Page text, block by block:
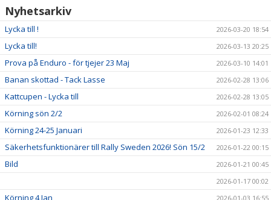
Nyhetsarkiv
Lycka till ! 2026-03-20 18:54
Lycka till! 2026-03-13 20:25
Prova på Enduro - för tjejer 23 Maj 2026-03-10 14:01
Banan skottad - Tack Lasse 2026-02-28 13:06
Kattcupen - Lycka till 2026-02-28 13:05
Körning sön 2/2 2026-02-01 08:24
Körning 24-25 Januari 2026-01-23 12:33
Säkerhetsfunktionärer till Rally Sweden 2026! Sön 15/2 2026-01-22 00:15
Bild
2026-01-21 00:45
2026-01-17 00:02
Körning 4 Jan 2026-01-03 16:55